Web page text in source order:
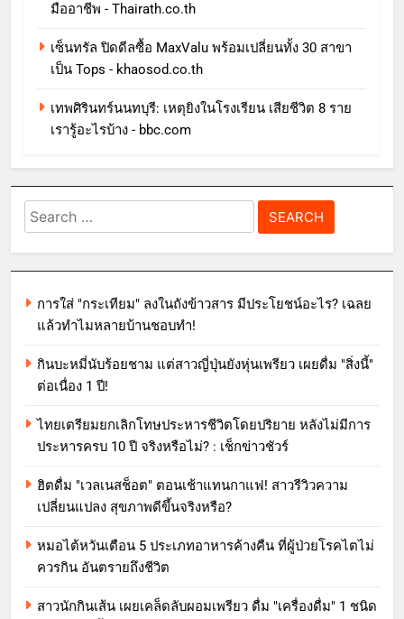
มืออาชีพ - Thairath.co.th
เซ็นทรัล ปิดดีลซื้อ MaxValu พร้อมเปลี่ยนทั้ง 30 สาขา
เป็น Tops - khaosod.co.th
เทพศิรินทร์นนทบุรี: เหตุยิงในโรงเรียน เสียชีวิต 8 ราย
เรารู้อะไรบ้าง - bbc.com
Search
for:
การใส่ "กระเทียม" ลงในถังข้าวสาร มีประโยชน์อะไร? เฉลย
แล้วทำไมหลายบ้านชอบทำ!
กินบะหมี่นับร้อยชาม แต่สาวญี่ปุ่นยังหุ่นเพรียว เผยดื่ม "สิ่งนี้"
ต่อเนื่อง 1 ปี!
ไทยเตรียมยกเลิกโทษประหารชีวิตโดยปริยาย หลังไม่มีการ
ประหารครบ 10 ปี จริงหรือไม่? : เช็กข่าวชัวร์
ฮิตดื่ม "เวลเนสช็อต" ตอนเช้าแทนกาแฟ! สาวรีวิวความ
เปลี่ยนแปลง สุขภาพดีขึ้นจริงหรือ?
หมอไต้หวันเตือน 5 ประเภทอาหารค้างคืน ที่ผู้ป่วยโรคไตไม่
ควรกิน อันตรายถึงชีวิต
สาวนักกินเส้น เผยเคล็ดลับผอมเพรียว ดื่ม "เครื่องดื่ม" 1 ชนิด